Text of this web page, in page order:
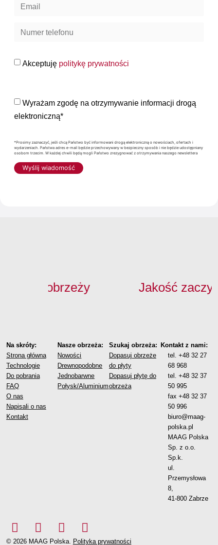
Akceptuję politykę prywatności
Wyrażam zgodę na otrzymywanie informacji drogą
elektroniczną*
*Prosimy zaznaczyć, jeśli chcą Państwo być informowani drogą elektroniczną o nowościach, ofertach i
wydarzeniach. Państwa adres e-mail będzie przechowywany w bezpieczny sposób i nie będzie udostępniany
osobom trzecim. W każdej chwili będą mogli Państwo zrezygnować z otrzymywania naszego newslettera
Wyślij wiadomość
od obrzeży Jakość
Na skróty:
Strona główna
Technologie
Do pobrania
FAQ
O nas
Napisali o nas
Kontakt
Nasze obrzeża:
Nowości
Drewnopodobne
Jednobarwne
Połysk/Aluminium
Szukaj obrzeża:
Dopasuj obrzeże
do płyty
Dopasuj płytę do
obrzeża
Kontakt z nami:
tel. +48 32 27
68 968
tel. +48 32 37
50 995
fax +48 32 37
50 996
biuro@maag-
polska.pl
MAAG Polska
Sp. z o.o.
Sp.k.
ul.
Przemysłowa
8,
41-800 Zabrze
© 2026 MAAG Polska. Polityka prywatności